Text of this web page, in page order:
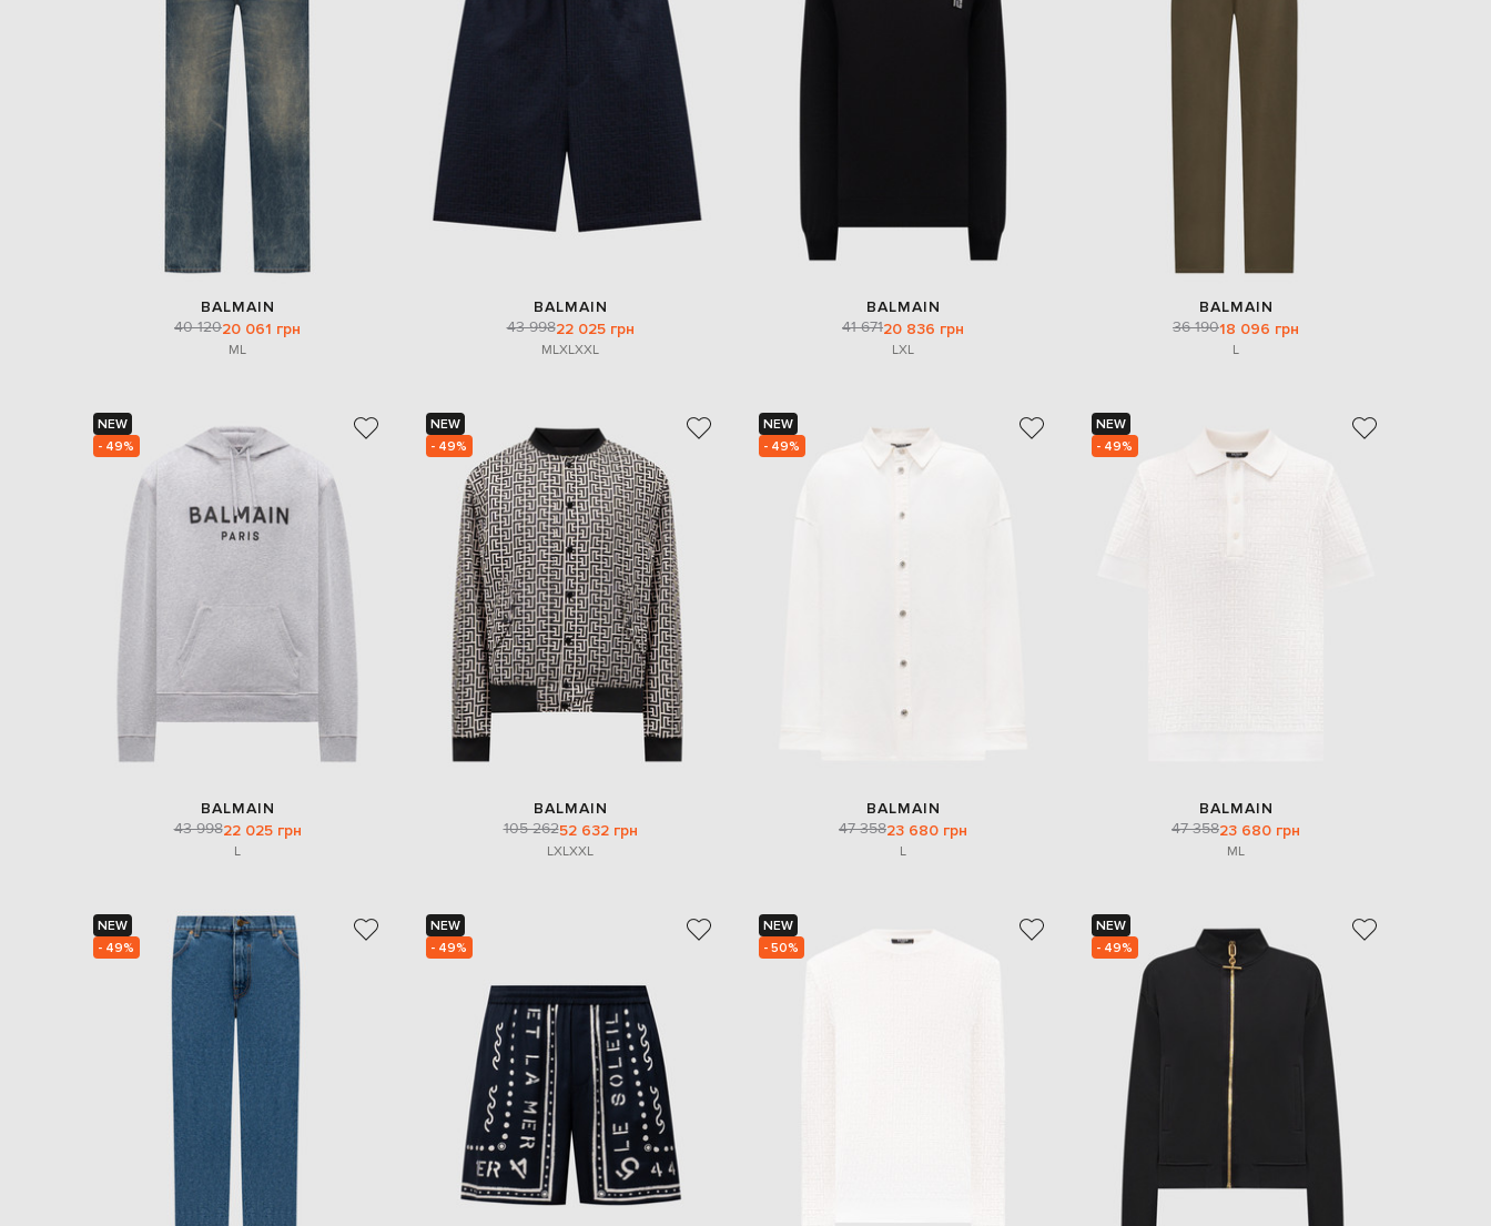
BALMAIN
40 12020 061 грн
ML
BALMAIN
43 99822 025 грн
MLXLXXL
BALMAIN
41 67120 836 грн
LXL
BALMAIN
36 19018 096 грн
L
NEW
- 49%
BALMAIN
43 99822 025 грн
L
NEW
- 49%
BALMAIN
105 26252 632 грн
LXLXXL
NEW
- 49%
BALMAIN
47 35823 680 грн
L
NEW
- 49%
BALMAIN
47 35823 680 грн
ML
NEW
- 49%
NEW
- 49%
NEW
- 50%
NEW
- 49%